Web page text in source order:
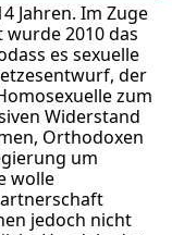
Jahren. Im Zuge
2010 das
es sexuelle
der
zum
Widerstand
Orthodoxen
um
wolle
jedoch nicht